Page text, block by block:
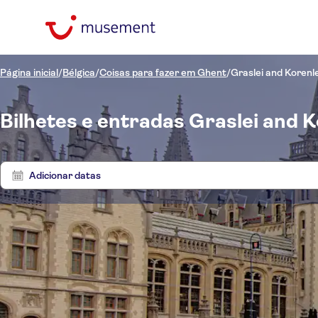
Página inicial/Bélgica/Coisas para fazer em Ghent/Graslei and
Bilhetes e entradas Graslei and
Adicionar datas
Preço (por adulto)
Mín. € Máx. €
Hotel pickup
NO-PICKUP
Opções de ingressos
Cancelamento gratuito
Confirmação instantânea
Categorias
Atividades
Idomas